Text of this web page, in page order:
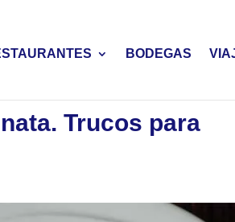
BODEGAS
Trucos para